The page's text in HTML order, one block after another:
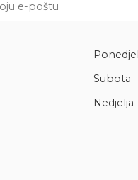
Subota
Nedjelja